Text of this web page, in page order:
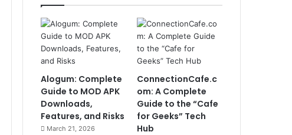
Alogum: Complete
Guide to MOD APK
Downloads,
Features, and Risks
March 21, 2026
ConnectionCafe.c
om: A Complete
Guide to the “Cafe
for Geeks” Tech
Hub